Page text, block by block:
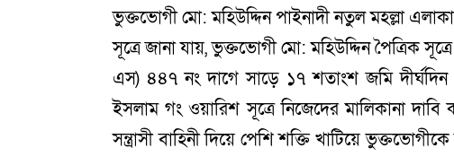
ভুক্তভোগী মো: মহিউদ্দিন পাইনাদী নতুল মহল্লা
সূত্রে জানা যায়, ভুক্তভোগী মো: মহিউদ্দিন পৈত্রিক
এস) ৪৪৭ নং দাগে সাড়ে ১৭ শতাংশ জমি
ইসলাম গং ওয়ারিশ সূত্রে নিজেদের মালিকানা
সন্ত্রাসী বাহিনী দিয়ে পেশি শক্তি খাটিয়ে